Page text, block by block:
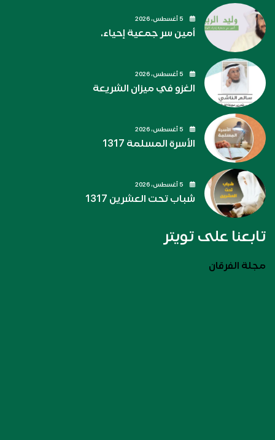
أمين سر جمعية إحياء.
الغزو في ميزان الشريعة
الأسرة المسلمة 1317
شباب تحت العشرين 1317
تابعنا على تويتر
مجلة الفرقان